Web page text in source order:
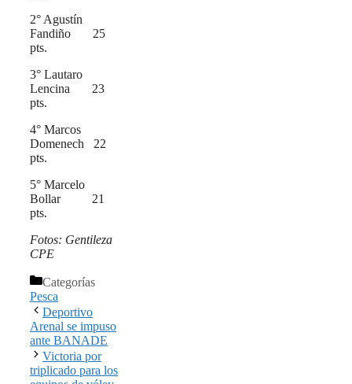
2° Agustín
Fandiño 25
pts.
3° Lautaro
Lencina 23
pts.
4° Marcos
Domenech 22
pts.
5° Marcelo
Bollar 21
pts.
Fotos: Gentileza
CPE
Categorías
Pesca
Deportivo
Arenal se impuso
ante BANADE
Victoria por
triplicado para los